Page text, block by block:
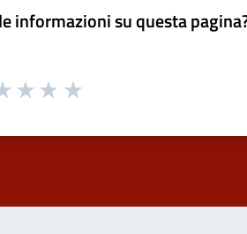
informazioni su questa